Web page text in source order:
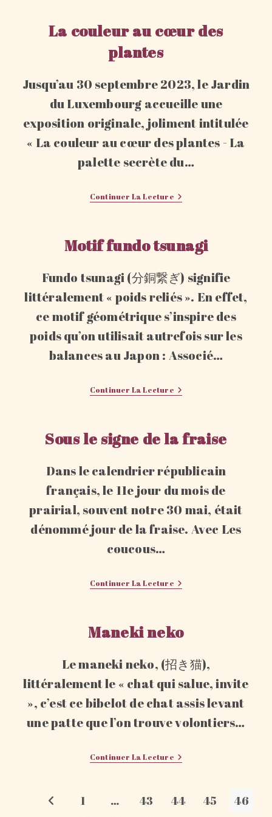
La couleur au cœur des
plantes
Jusqu’au 30 septembre 2023, le Jardin
du Luxembourg accueille une
exposition originale, joliment intitulée
« La couleur au cœur des plantes - La
palette secrète du…
Continuer La LectureLa
Couleur
Plantes
Motif fundo tsunagi
Fundo tsunagi (分銅繋ぎ) signifie
littéralement « poids reliés ». En effet,
ce motif géométrique s’inspire des
poids qu’on utilisait autrefois sur les
balances au Japon : Associé…
Continuer La LectureMotif
Fundo
Sous le signe de la fraise
Dans le calendrier républicain
français, le 11e jour du mois de
prairial, souvent notre 30 mai, était
dénommé jour de la fraise. Avec Les
coucous…
Continuer La LectureSous
Le
Fraise
Maneki neko
Le maneki neko, (招き猫),
littéralement le « chat qui salue, invite
», c’est ce bibelot de chat assis levant
une patte que l’on trouve volontiers…
Continuer La LectureManeki
Neko
Go to the previous page
1 … 43 44 45
46